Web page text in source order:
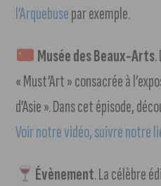
l’Arquebusepar exemple.
Musée des Beaux-Arts.
« Must’Art » consacrée à
d’Asie ».Dans cet épisode,
Voir notre vidéo, suivre notre
Évènement. La célèbre